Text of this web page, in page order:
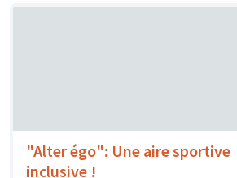
"Alter égo": Une aire sportive
inclusive !